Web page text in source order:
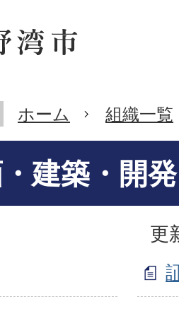
ホーム 組織一覧
建築・開発
更